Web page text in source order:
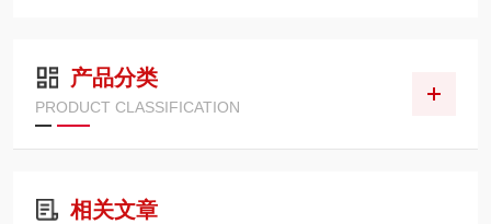
产品分类
PRODUCT CLASSIFICATION
相关文章